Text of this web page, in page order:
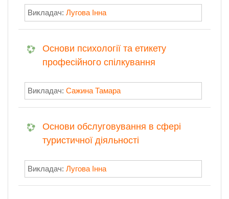
Викладач: Лугова Інна
Основи психології та етикету
професійного спілкування
Викладач: Сажина Тамара
Основи обслуговування в сфері
туристичної діяльності
Викладач: Лугова Інна